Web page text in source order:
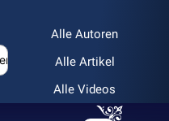
Alle Autoren
Alle Artikel
Alle Videos